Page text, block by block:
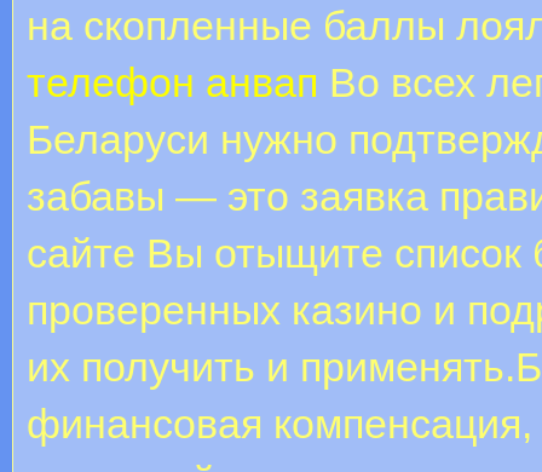
на скопленные баллы
телефон анвап Во всех
Беларуси нужно
забавы — это заявка
сайте Вы отыщите список
проверенных казино и
их получить и
финансовая